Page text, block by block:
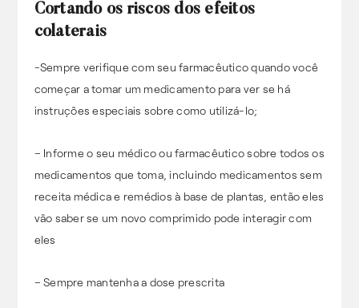
Cortando os riscos dos efeitos
colaterais
-Sempre verifique com seu farmacêutico quando você
começar a tomar um medicamento para ver se há
instruções especiais sobre como utilizá-lo;
– Informe o seu médico ou farmacêutico sobre todos os
medicamentos que toma, incluindo medicamentos sem
receita médica e remédios à base de plantas, então eles
vão saber se um novo comprimido pode interagir com
eles
– Sempre mantenha a dose prescrita